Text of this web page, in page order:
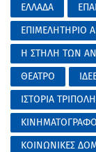
ΕΛΛΑΔΑ
ΕΠΙΜΕΛΗΤΗΡΙΟ
Η ΣΤΗΛΗ ΤΩΝ
ΘΕΑΤΡΟ
ΙΣΤΟΡΙΑ
ΚΟΙΝΩΝΙΚΕΣ